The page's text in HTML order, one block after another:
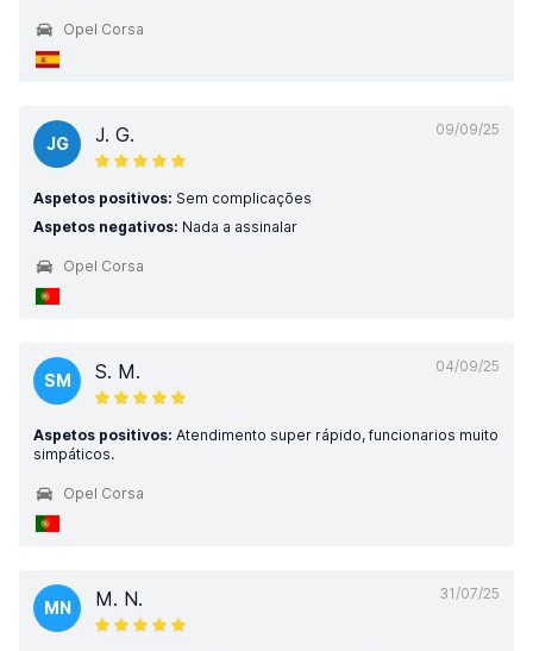
Opel Corsa
09/09/25
JG J. G.
Aspetos positivos: Sem complicações
Aspetos negativos: Nada a assinalar
Opel Corsa
04/09/25
SM S. M.
Aspetos positivos: Atendimento super rápido, funcionarios muito
simpáticos.
Opel Corsa
31/07/25
MN M. N.